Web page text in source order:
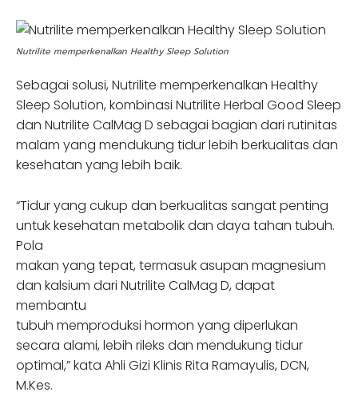
Nutrilite memperkenalkan Healthy Sleep Solution
Sebagai solusi, Nutrilite memperkenalkan Healthy
Sleep Solution, kombinasi Nutrilite Herbal Good Sleep
dan Nutrilite CalMag D sebagai bagian dari rutinitas
malam yang mendukung tidur lebih berkualitas dan
kesehatan yang lebih baik.
“Tidur yang cukup dan berkualitas sangat penting
untuk kesehatan metabolik dan daya tahan tubuh.
Pola
makan yang tepat, termasuk asupan magnesium
dan kalsium dari Nutrilite CalMag D, dapat
membantu
tubuh memproduksi hormon yang diperlukan
secara alami, lebih rileks dan mendukung tidur
optimal,” kata Ahli Gizi Klinis Rita Ramayulis, DCN,
M.Kes.